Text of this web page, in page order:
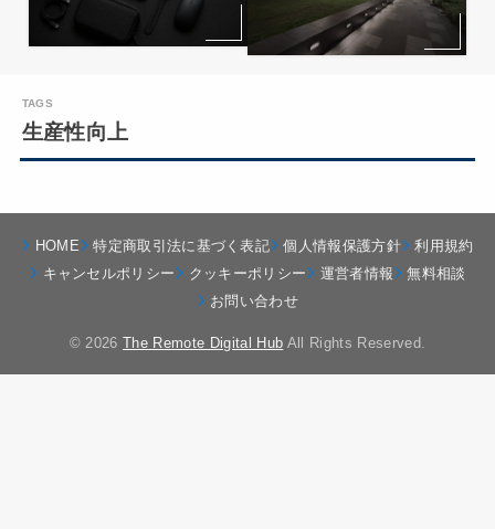
生産性向上
HOME 特定商取引法に基づく表記 個人情報保護方針
利用規約
キャンセルポリシー
クッキーポリシー 運営者情報
無料相談
お問い合わせ
© 2026The Remote Digital Hub All Rights Reserved.